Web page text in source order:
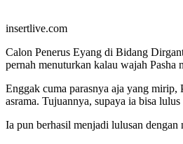
insertlive.com
Calon Penerus Eyang di Bidang
pernah menuturkan kalau wajah Pasha
Enggak cuma parasnya aja yang mirip,
asrama. Tujuannya, supaya ia bisa
Ia pun berhasil menjadi lulusan